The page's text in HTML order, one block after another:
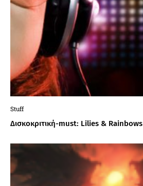
Stuff
Δισκοκριτική-must: Lilies & Rainbows